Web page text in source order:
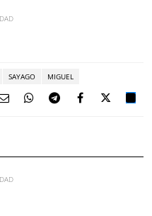
SAYAGO MIGUEL